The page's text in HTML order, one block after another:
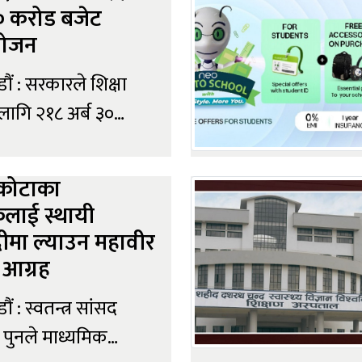
र बीआईसंगै
BSc
Business
Technology
नयाा शैक्षिक
करोड बजेट
: सरकारले शिक्षा
२१८ अर्ब ३०
संघीय संसद्को
आगामी आर्थिक
पेश गर्दै उनले
।
स्थायी
ल्याउन महावीर
: स्वतन्त्र सांसद
पुनले माध्यमिक